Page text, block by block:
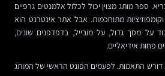
ספר מותג מצוין יכול לכלול אלמנטים גרפיים
וקומפוזיציות מתוחכמות. אבל אתר אינטרנט הוא
על מסך גדול, על מובייל, בדפדפנים שונים,
פחות אידיאליים.
דורש התאמות. לפעמים הפונט הראשי של המותג